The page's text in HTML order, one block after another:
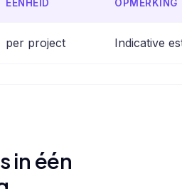
EENHEID OPMERKING
per project Indicative
in één